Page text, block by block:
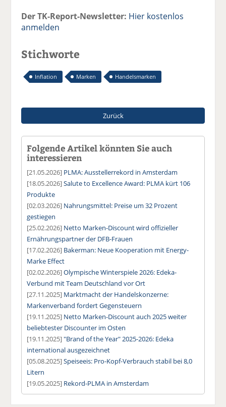
Der TK-Report-Newsletter: Hier kostenlos
anmelden
Stichworte
Inflation Marken Handelsmarken
Zurück
Folgende Artikel könnten Sie auch
interessieren
[21.05.2026] PLMA: Ausstellerrekord in Amsterdam
[18.05.2026]Salute to Excellence Award: PLMA kürt 106
Produkte
[02.03.2026] Nahrungsmittel: Preise um 32 Prozent
gestiegen
[25.02.2026] Netto Marken-Discount wird offizieller
Ernährungspartner der DFB-Frauen
[17.02.2026] Bakerman: Neue Kooperation mit Energy-
Marke Effect
[02.02.2026]Olympische Winterspiele 2026: Edeka-
Verbund mit Team Deutschland vor Ort
[27.11.2025] Marktmacht der Handelskonzerne:
Markenverband fordert Gegensteuern
[19.11.2025] Netto Marken-Discount auch 2025 weiter
beliebtester Discounter im Osten
[19.11.2025]"Brand of the Year" 2025-2026: Edeka
international ausgezeichnet
[05.08.2025]Speiseeis: Pro-Kopf-Verbrauch stabil bei 8,0
Litern
[19.05.2025] Rekord-PLMA in Amsterdam